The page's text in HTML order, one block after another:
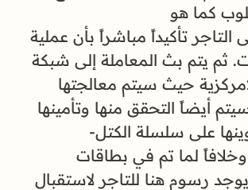
كما هو
التاجر تأكيداً مباشراً بأن عملية
ثم يتم بث المعاملة إلى شبكة
حيث سيتم معالجتها
أيضاً التحقق منها وتأمينها
على سلسلة الكتل-
لما تم في بطاقات
يوجد رسوم هنا للتاجر لاستقبال